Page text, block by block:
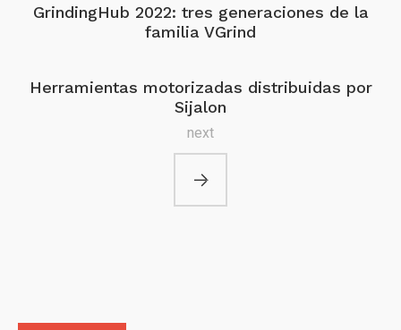
GrindingHub 2022: tres generaciones de la
familia VGrind
Herramientas motorizadas distribuidas por
Sijalon
next